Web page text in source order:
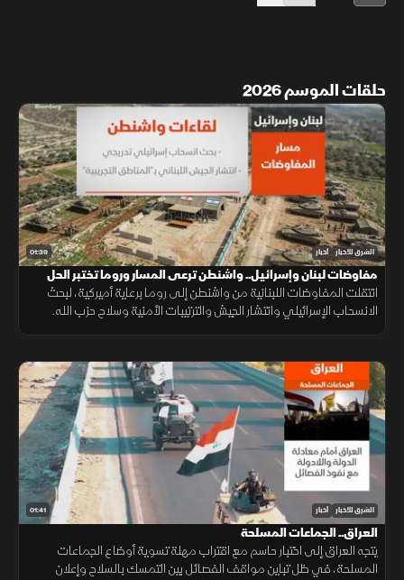
حلقات الموسم 2026
01:39 الشرق للأخبار أخبار
مفاوضات لبنان وإسرائيل.. واشنطن ترعى المسار وروما تختبر الحل
انتقلت المفاوضات اللبنانية من واشنطن إلى روما برعاية أميركية، لبحث
الانسحاب الإسرائيلي وانتشار الجيش والترتيبات الأمنية وسلاح حزب الله.
01:41 الشرق للأخبار أخبار
العراق.. الجماعات المسلحة
يتجه العراق إلى اختبار حاسم مع اقتراب مهلة تسوية أوضاع الجماعات
المسلحة، في ظل تباين مواقف الفصائل بين التمسك بالسلاح وإعلان